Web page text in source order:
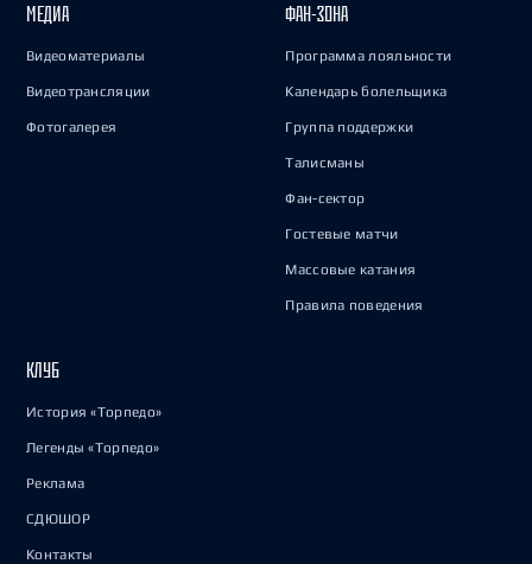
МЕДИА
Видеоматериалы
Видеотрансляции
Фотогалерея
ФАН-ЗОНА
Программа лояльности
Календарь болельщика
Группа поддержки
Талисманы
Фан-сектор
Гостевые матчи
Массовые катания
Правила поведения
КЛУБ
История «Торпедо»
Легенды «Торпедо»
Реклама
СДЮШОР
Контакты